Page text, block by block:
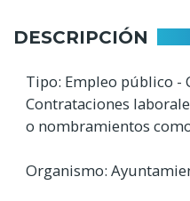
DESCRIPCIÓN
Tipo: Empleo público -
Contrataciones
o nombramientos
Organismo: